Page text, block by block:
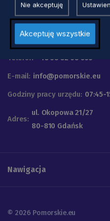
Urząd Marszałkowski
Województwa Pomorskiego
Telefon +48 58 32 68 555
E-mail: info@pomorskie.eu
Godziny pracy urzędu: 07:45-
Adres:
ul. Okopowa 21/27
80-810 Gdańsk
Nawigacja
© 2026 Pomorskie.eu
Nie akceptuję
Akceptuję wszystkie